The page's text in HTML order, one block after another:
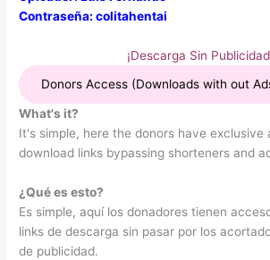
Contraseña: colitahentai
¡Descarga Sin
Donors Access (Downloads with out
What's it?
It's simple, here the donors have exclusive
download links bypassing shorteners and
¿Qué es esto?
Es simple, aquí los donadores tienen
links de descarga sin pasar por los
de publicidad.